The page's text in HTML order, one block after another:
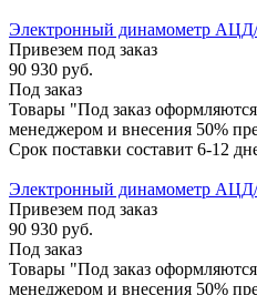
Электронный динамометр АЦД/
Привезем под заказ
90 930 руб.
Под заказ
Товары "Под заказ оформляются
менеджером и внесения 50%
Срок поставки составит 6-12
Электронный динамометр АЦД/
Привезем под заказ
90 930 руб.
Под заказ
Товары "Под заказ оформляются
менеджером и внесения 50%